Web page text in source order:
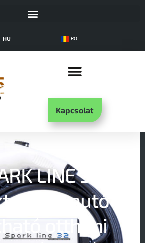
HU RO
Kapcsolat
LINE 32
autó
otthoni